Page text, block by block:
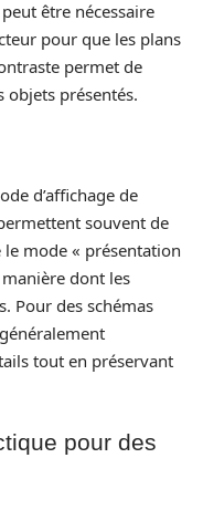
être nécessaire
pour que les plans
permet de
présentés.
d’affichage de
souvent de
mode « présentation
dont les
Pour des schémas
tout en préservant
pour des